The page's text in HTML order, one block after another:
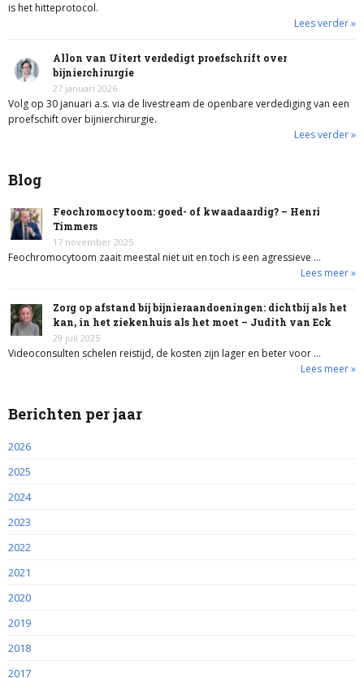
is het hitteprotocol.
Lees verder »
Allon van Uitert verdedigt proefschrift over
bijnierchirurgie
27 januari 2026
Volg op 30 januari a.s. via de livestream de openbare verdediging van een
proefschift over bijnierchirurgie.
Lees verder »
Blog
Feochromocytoom: goed- of kwaadaardig? – Henri
Timmers
17 november 2025
Feochromocytoom zaait meestal niet uit en toch is een agressieve …
Lees meer »
Zorg op afstand bij bijnieraandoeningen: dichtbij als het
kan, in het ziekenhuis als het moet – Judith van Eck
29 juli 2025
Videoconsulten schelen reistijd, de kosten zijn lager en beter voor …
Lees meer »
Berichten per jaar
2026
2025
2024
2023
2022
2021
2020
2019
2018
2017